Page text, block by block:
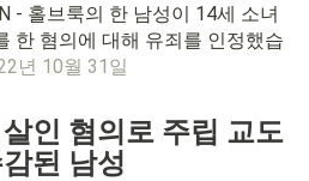
- 홀브룩의 한 남성이 14세 소녀
한 혐의에 대해 유죄를 인정했습
년 10월 31일
인 혐의로 주립 교도
된 남성